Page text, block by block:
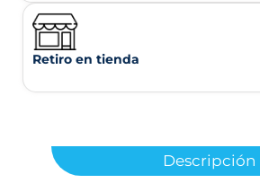
Retiro en tienda
Descripción